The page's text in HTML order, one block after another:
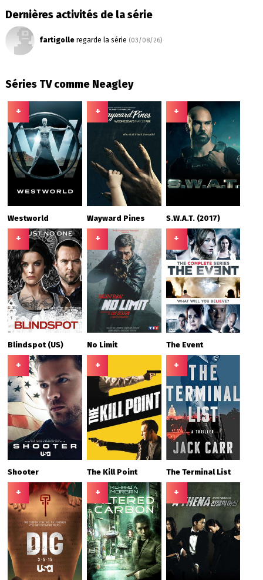
Dernières activités de la série
fartigolleregarde la série (03/08/26)
Séries TV comme Neagley
+
Westworld
+
Wayward Pines
+
S.W.A.T. (2017)
+
Blindspot (US)
+
No Limit
+
The Event
+
Shooter
+
The Kill Point
+
The Terminal List
+ + +